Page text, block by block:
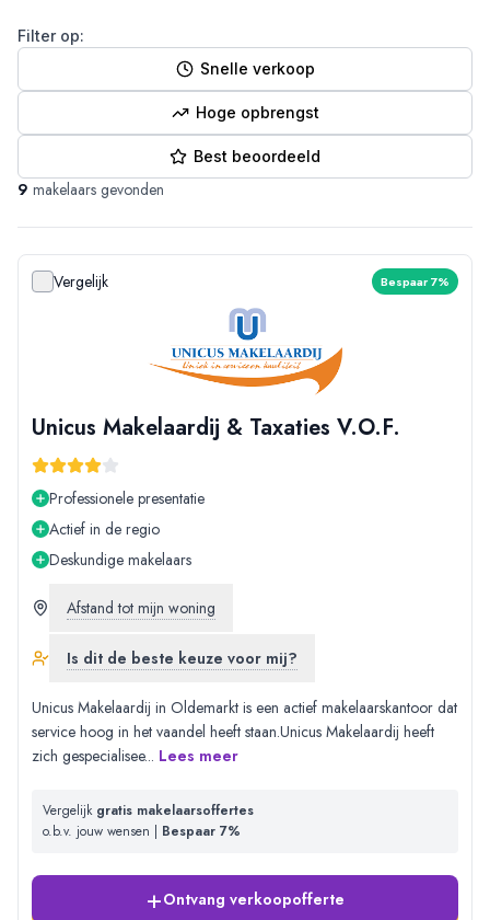
Filter op:
Snelle verkoop
Hoge opbrengst
Best beoordeeld
9 makelaars gevonden
Vergelijk Bespaar 7%
Unicus Makelaardij & Taxaties V.O.F.
Professionele presentatie
Actief in de regio
Deskundige makelaars
Afstand tot mijn woning
Is dit de beste keuze voor mij?
Unicus Makelaardij in Oldemarkt is een actief makelaarskantoor dat
service hoog in het vaandel heeft staan.Unicus Makelaardij heeft
zich gespecialisee... Lees meer
Vergelijk gratis makelaarsoffertes
o.b.v. jouw wensen | Bespaar 7%
+Ontvang verkoopofferte